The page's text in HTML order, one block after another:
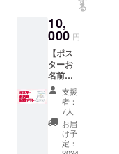
グッズ
をお渡
し致し
ます！
※店舗場
所は広
島県広
島市の
広島駅
周辺
（徒歩
圏内）
マTシャ
ツ ・感
謝の
メール
・あり
がとう
画像 ・
感謝の
メッ
セージ
動画 ・
ステッ
る
10,
000 円
【ポス
ターお
名前記
載プラ
ン】 〇
店内掲
載用の
thank
youポス
支援
者：
7人
お届
け予
定：